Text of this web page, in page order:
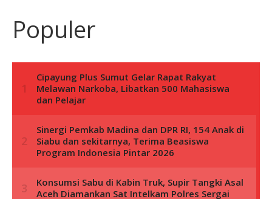
Populer